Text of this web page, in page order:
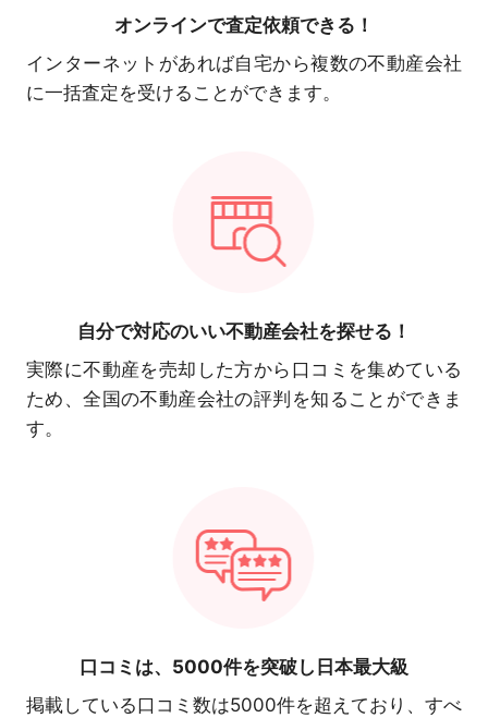
オンラインで査定依頼できる！
インターネットがあれば自宅から複数の不動産会社
に一括査定を受けることができます。
自分で対応のいい不動産会社を探せる！
実際に不動産を売却した方から口コミを集めている
ため、全国の不動産会社の評判を知ることができま
す。
口コミは、 5000件を突破し日本最大級
掲載している口コミ数は5000件を超えており、すべ